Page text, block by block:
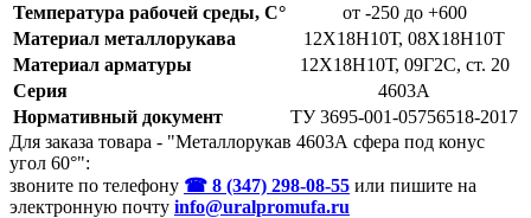
Температура рабочей среды, С°
от -250 до +600
Материал металлорукава
12Х18Н10Т, 08Х18Н10Т
Материал арматуры
12Х18Н10Т, 09Г2С, ст. 20
Серия
4603А
Нормативный документ
ТУ 3695-001-05756518-2017
Для заказа товара - "Металлорукав 4603А сфера под конус
угол 60°":
звоните по телефону ☎ 8 (347) 298‑08‑55 или пишите на
электронную почту info@uralpromufa.ru